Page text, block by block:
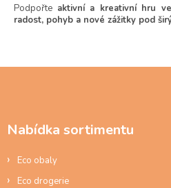
v
ý
Podpořte aktivní a kreativní hru
radost, pohyb a nové zážitky pod
Nabídka sortimentu
Eco obaly
Eco drogerie